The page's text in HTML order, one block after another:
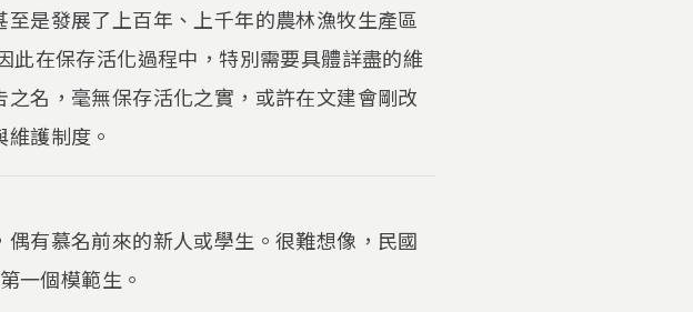
是發展了上百年、上千年的農林漁牧生產區
在保存活化過程中，特別需要具體詳盡的維
名，毫無保存活化之實，或許在文建會剛改
護制度。
有慕名前來的新人或學生。很難想像，民國
一個模範生。